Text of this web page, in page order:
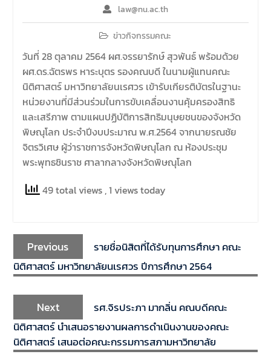
ต้อนรับและให้โอวาทแก่นิสิตใหม่
มีวัตถุประสงค์เพื่อให้ผู้ปกครอง
และนิสิตได้ทราบถึงนโยบาย
ด้านการเรียนการสอนของคณะ
นิติศาสตร์
law@nu.ac.th
ข่าวกิจกรรมคณะ
วันที่ 28 ตุลาคม 2564 ผศ.จรรยารักษ์ สุวพันธ์ พร้อมด้วย
ผศ.ดร.ฉัตรพร หาระบุตร รองคณบดี ในนามผู้แทนคณะ
นิติศาสตร์ มหาวิทยาลัยนเรศวร เข้ารับเกียรติบัตรในฐานะ
หน่วยงานที่มีส่วนร่วมในการขับเคลื่อนงานคุ้มครองสิทธิ
และเสรีภาพ ตามแผนปฏิบัติการสิทธิมนุษยชนของจังหวัด
พิษณุโลก ประจำปีงบประมาณ พ.ศ.2564 จากนายรณชัย
จิตรวิเศษ ผู้ว่าราชการจังหวัดพิษณุโลก ณ ห้องประชุม
พระพุทธชินราช ศาลากลางจังหวัดพิษณุโลก
49 total views , 1 views today
Previous
รายชื่อนิสิตที่ได้รับทุนการศึกษา คณะ
นิติศาสตร์ มหาวิทยาลัยนเรศวร ปีการศึกษา 2564
Next
รศ.จิรประภา มากลิ่น คณบดีคณะ
นิติศาสตร์ นำเสนอรายงานผลการดำเนินงานของคณะ
นิติศาสตร์ เสนอต่อคณะกรรมการสภามหาวิทยาลัย